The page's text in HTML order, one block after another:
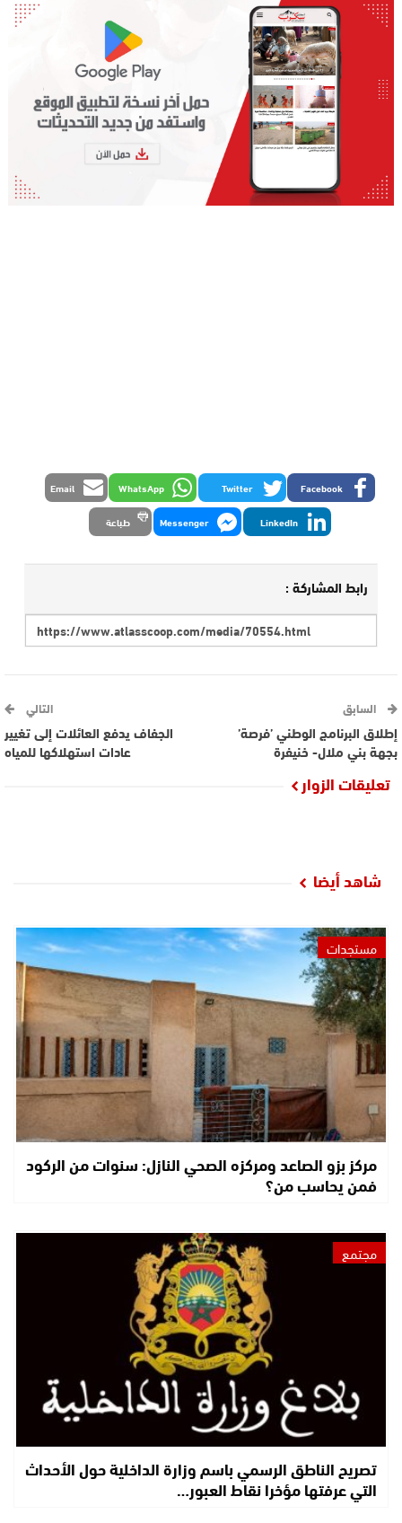
Facebook
Twitter
WhatsApp
Email
LinkedIn
Messenger طباعة
رابط المشاركة :
السابق
إطلاق البرنامج الوطني ’فرصة’
بجهة بني ملال- خنيفرة
التالي
الجفاف يدفع العائلات إلى تغيير
عادات استهلاكها للمياه
تعليقات الزوار
شاهد أيضا
مستجدات
مركز بزو الصاعد ومركزه الصحي النازل: سنوات من الركود
فمن يحاسب من؟
مجتمع
تصريح الناطق الرسمي باسم وزارة الداخلية حول الأحداث
التي عرفتها مؤخرا نقاط العبور…